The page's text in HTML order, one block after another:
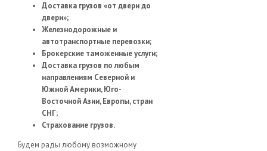
Доставка грузов «от двери до
двери»;
Железнодорожные и
автотранспортные перевозки;
Брокерские таможенные услуги;
Доставка грузов по любым
направлениям Северной и
Южной Америки, Юго-
Восточной Азии, Европы, стран
СНГ;
Страхование грузов.
Будем рады любому возможному